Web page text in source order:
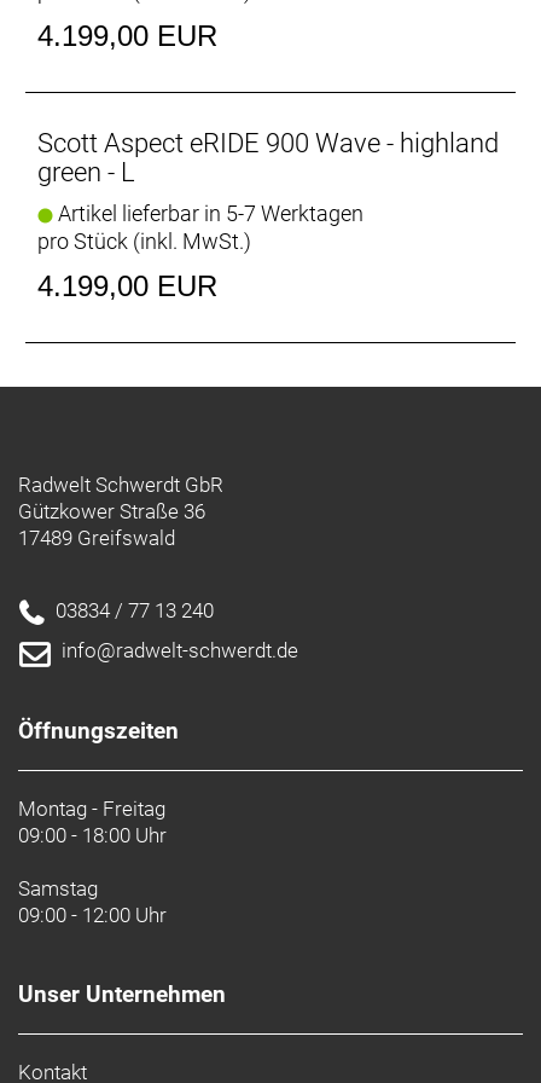
Scheinwerfer: Bosch Light Cable pre-installed
Rücklicht: Bosch Light Cable pre-installed
Batteriekapazität: 800 Wh
Ladegerät: 4A Charger
Display: Bosch LED Remote, Kiox 300
Gewicht: 28,6 kg
Zulässiges Gesamtgewicht: 130 kg
4.199,00 EUR
Scott Aspect eRIDE 900 Wave - highland
green - L
Artikel lieferbar in 5-7 Werktagen
pro Stück (inkl. MwSt.)
4.199,00 EUR
Radwelt Schwerdt GbR
Gützkower Straße 36
17489 Greifswald
03834 / 77 13 240
info@radwelt-schwerdt.de
Öffnungszeiten
Montag - Freitag
09:00 - 18:00 Uhr
Samstag
09:00 - 12:00 Uhr
Unser Unternehmen
Kontakt